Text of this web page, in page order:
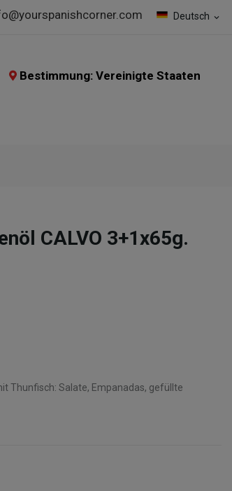
Deutsch expand_more
Bestimmung: Vereinigte Staaten
CALVO 3+1x65g.
Thunfisch: Salate, Empanadas, gefüllte